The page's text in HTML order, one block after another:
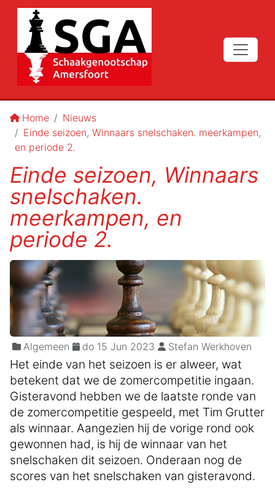
Home
Nieuws
Einde seizoen, Winnaars snelschaken. meerkampen,
en periode 2.
Einde seizoen, Winnaars
snelschaken.
meerkampen, en
periode 2.
Algemeen do 15 Jun 2023 Stefan Werkhoven
Het einde van het seizoen is er alweer, wat
betekent dat we de zomercompetitie ingaan.
Gisteravond hebben we de laatste ronde van
de zomercompetitie gespeeld, met Tim Grutter
als winnaar. Aangezien hij de vorige rond ook
gewonnen had, is hij de winnaar van het
snelschaken dit seizoen. Onderaan nog de
scores van het snelschaken van gisteravond.